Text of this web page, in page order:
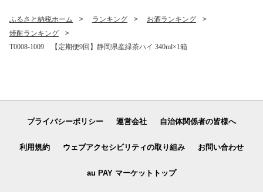
ふるさと納税ホーム ランキング
お酒ランキング
焼酎ランキング
T0008-1009 【定期便9回】静岡県産緑茶ハイ 340ml×1箱
プライバシーポリシー 運営会社 自治体関係者の皆様へ
利用規約 ウェブアクセシビリティの取り組み お問い合わせ
au PAY マーケットトップ